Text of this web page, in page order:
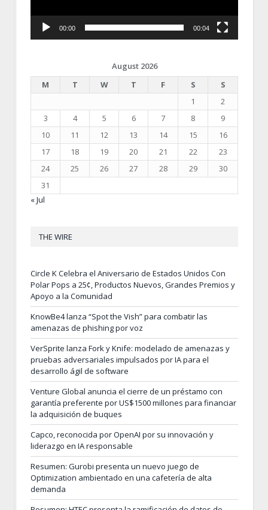
00:00 00:04
August 2026
M
T W T F S
S
1
2
3
4 5 6 7 8
9
10
11 12 13 14 15
16
17
18 19 20 21 22
23
24
25 26 27 28 29
30
31
« Jul
THE WIRE
Circle K Celebra el Aniversario de Estados Unidos Con
Polar Pops a 25¢, Productos Nuevos, Grandes Premios y
Apoyo a la Comunidad
KnowBe4 lanza “Spot the Vish” para combatir las
amenazas de phishing por voz
VerSprite lanza Fork y Knife: modelado de amenazas y
pruebas adversariales impulsados por IA para el
desarrollo ágil de software
Venture Global anuncia el cierre de un préstamo con
garantía preferente por US$1500 millones para financiar
la adquisición de buques
Capco, reconocida por OpenAI por su innovación y
liderazgo en IA responsable
Resumen: Gurobi presenta un nuevo juego de
Optimization ambientado en una cafetería de alta
demanda